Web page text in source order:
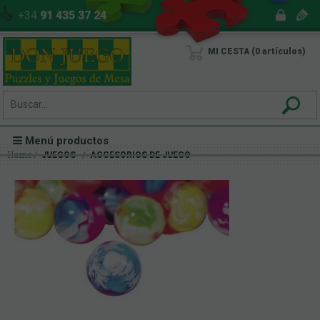
+34 91 435 37 24
MI CESTA 0 artículos
Menú productos
Home JUEGOS ACCESORIOS DE JUEGO